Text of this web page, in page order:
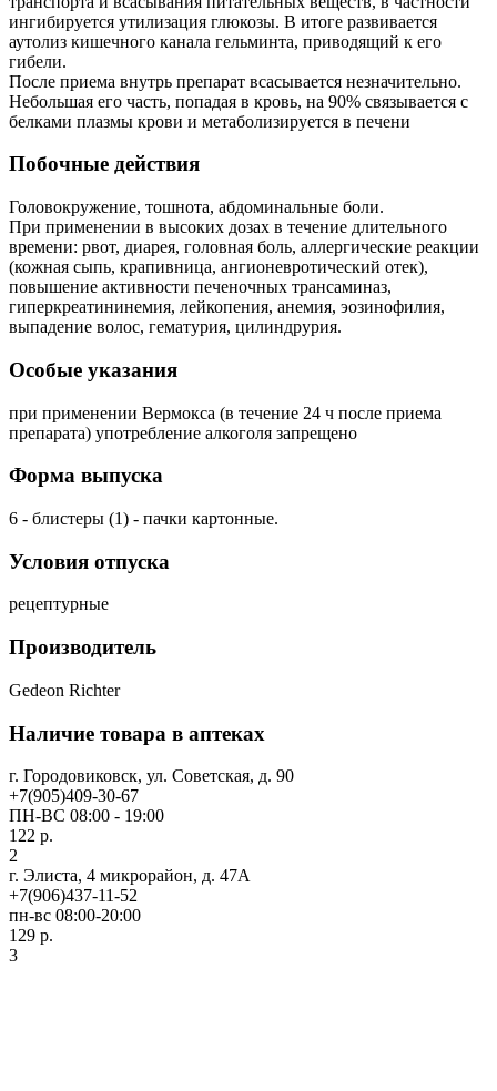
ингибируется утилизация глюкозы. В итоге развивается
аутолиз кишечного канала гельминта, приводящий к его
гибели.
После приема внутрь препарат всасывается незначительно.
Небольшая его часть, попадая в кровь, на 90% связывается с
белками плазмы крови и метаболизируется в печени
Побочные действия
Головокружение, тошнота, абдоминальные боли.
При применении в высоких дозах в течение длительного
времени: рвот, диарея, головная боль, аллергические реакции
(кожная сыпь, крапивница, ангионевротический отек),
повышение активности печеночных трансаминаз,
гиперкреатининемия, лейкопения, анемия, эозинофилия,
выпадение волос, гематурия, цилиндрурия.
Особые указания
при применении Вермокса (в течение 24 ч после приема
препарата) употребление алкоголя запрещено
Форма выпуска
6 - блистеры (1) - пачки картонные.
Условия отпуска
рецептурные
Производитель
Gedeon Richter
Наличие товара в аптеках
г. Городовиковск, ул. Советская, д. 90
+7(905)409-30-67
ПН-ВС 08:00 - 19:00
122 р.
2
г. Элиста, 4 микрорайон, д. 47А
+7(906)437-11-52
пн-вс 08:00-20:00
129 р.
3